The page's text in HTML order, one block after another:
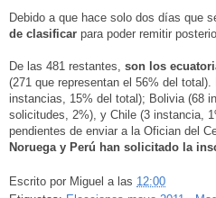
Debido a que hace solo dos días que
de clasificar para poder remitir
De las 481 restantes, son los
(271 que representan el 56% del
instancias, 15% del total); Bolivia (68
solicitudes, 2%), y Chile (3 instancia,
pendientes de enviar a la Ofician del
Noruega y Perú han solicitado la
Escrito por Miguel a las 12:00